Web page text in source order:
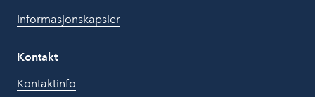
Informasjonskapsler
Kontakt
Kontaktinfo